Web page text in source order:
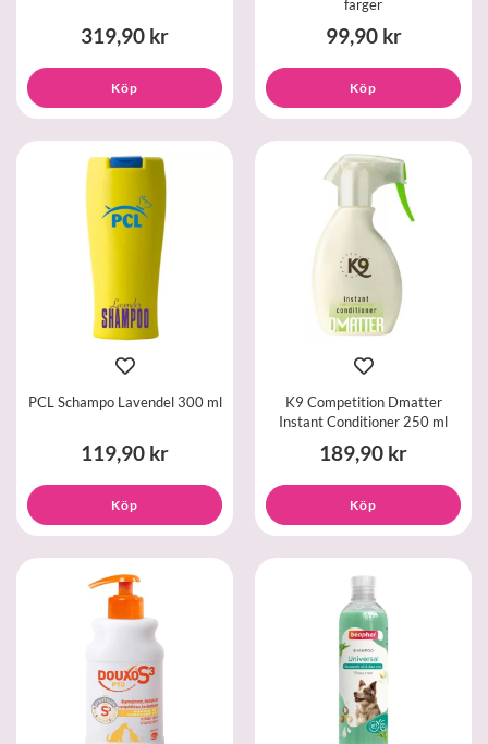
319,90 kr
Köp
färger
99,90 kr
Köp
PCL Schampo Lavendel 300 ml
119,90 kr
Köp
K9 Competition Dmatter
Instant Conditioner 250 ml
189,90 kr
Köp